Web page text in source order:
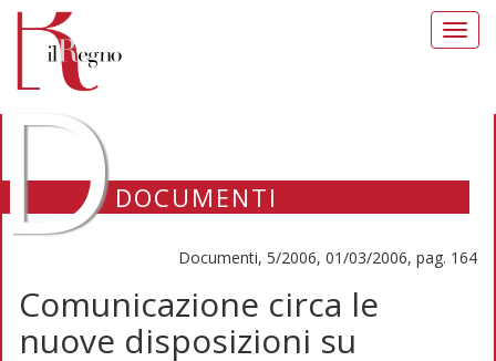
DOCUMENTI
Documenti, 5/2006, 01/03/2006, pag. 164
Comunicazione circa le
nuove disposizioni su